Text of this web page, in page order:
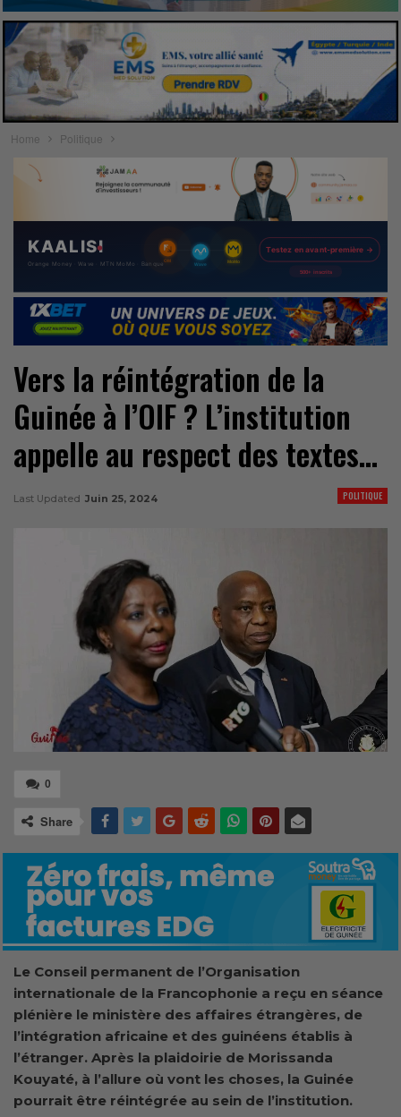
Home Politique
Vers la réintégration de la
Guinée à l’OIF ? L’institution
appelle au respect des textes…
POLITIQUE
Last Updated Juin 25, 2024
0
Share
Le Conseil permanent de l’Organisation
internationale de la Francophonie a reçu en séance
plénière le ministère des affaires étrangères, de
l’intégration africaine et des guinéens établis à
l’étranger. Après la plaidoirie de Morissanda
Kouyaté, à l’allure où vont les choses, la Guinée
pourrait être réintégrée au sein de l’institution.